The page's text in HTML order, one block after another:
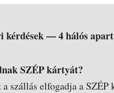
kérdések —4 hálós
SZÉP kártyát?
a szállás elfogadja a SZÉP